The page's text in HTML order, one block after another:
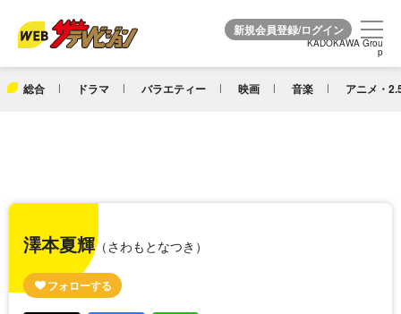
KADOKAWA Grou
p
総合 ドラマ バラエティー 映画 音楽 アニメ・
KADOKAWA Grou
p
澤本夏輝（さわもとなつき）